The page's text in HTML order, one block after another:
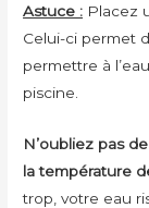
Astuce : Placez
Celui-ci permet
permettre à
piscine.
N’oubliez pas
la température
trop, votre eau